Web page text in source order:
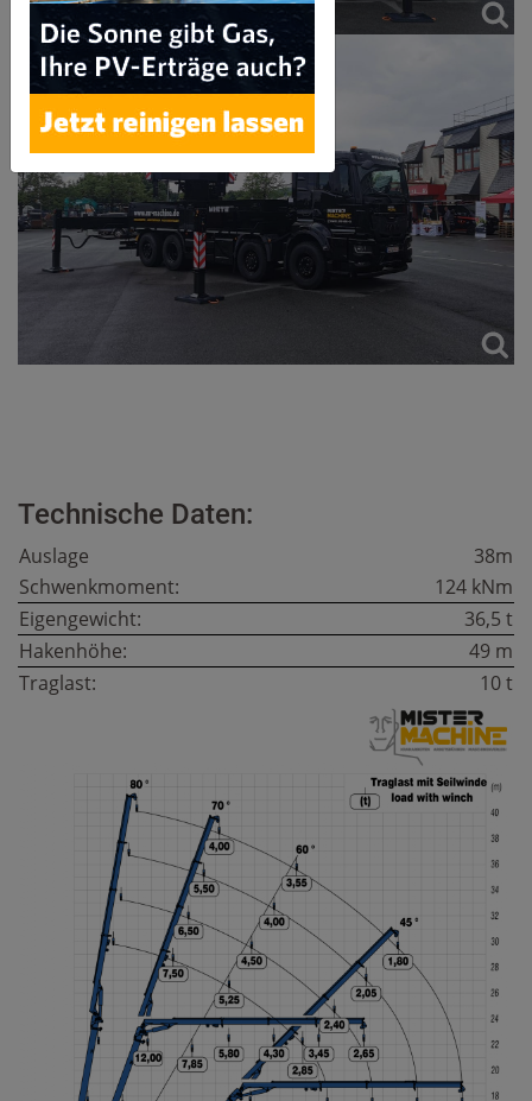
Technische Daten:
Auslage
38m
Schwenkmoment:
124 kNm
Eigengewicht:
36,5 t
Hakenhöhe:
49 m
Traglast:
10 t